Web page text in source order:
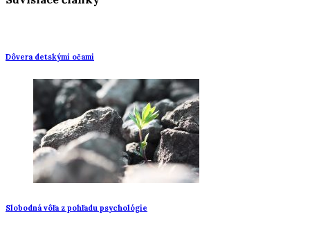
Dôvera detskými očami
Slobodná vôľa z pohľadu psychológie